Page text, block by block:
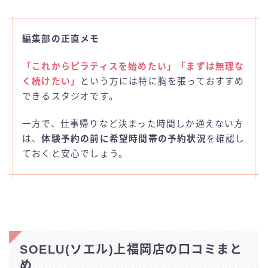
編集部の正直メモ
「これからピラティスを始めたい」「まずは無理な
く続けたい」
という方には特に胸を張っておすすめ
できるスタジオです。
一方で、仕事帰りなど決まった時間しか通えない方
は、体験予約の前に希望時間帯の予約状況を確認し
ておくと安心でしょう。
SOELU(ソエル)上福岡店の口コミまと
め